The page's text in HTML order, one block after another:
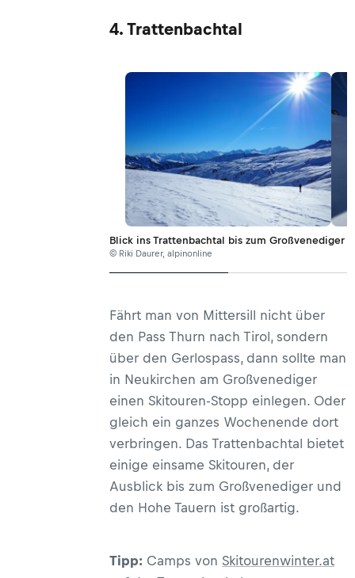
4. Trattenbachtal
Blick ins Trattenbachtal bis zum Großvenediger
© Riki Daurer, alpinonline
Fährt man von Mittersill nicht über
den Pass Thurn nach Tirol, sondern
über den Gerlospass, dann sollte man
in Neukirchen am Großvenediger
einen Skitouren-Stopp einlegen. Oder
gleich ein ganzes Wochenende dort
verbringen. Das Trattenbachtal bietet
einige einsame Skitouren, der
Ausblick bis zum Großvenediger und
den Hohe Tauern ist großartig.
Tipp: Camps von Skitourenwinter.at